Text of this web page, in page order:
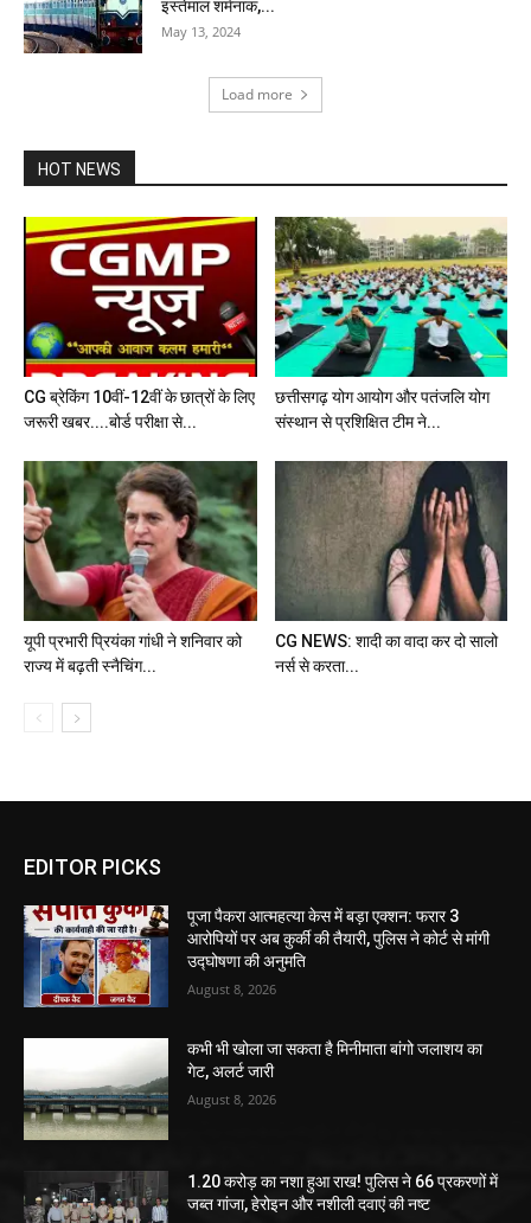
इस्तेमाल शर्मनाक,...
May 13, 2024
Load more
HOT NEWS
CG ब्रेकिंग 10वीं-12वीं के छात्रों के लिए
जरूरी खबर....बोर्ड परीक्षा से...
छत्तीसगढ़ योग आयोग और पतंजलि योग
संस्थान से प्रशिक्षित टीम ने...
यूपी प्रभारी प्रियंका गांधी ने शनिवार को
राज्य में बढ़ती स्नैचिंग...
CG NEWS: शादी का वादा कर दो सालो
नर्स से करता...
EDITOR PICKS
पूजा पैकरा आत्महत्या केस में बड़ा एक्शन: फरार 3
आरोपियों पर अब कुर्की की तैयारी, पुलिस ने कोर्ट से मांगी
उद्घोषणा की अनुमति
August 8, 2026
कभी भी खोला जा सकता है मिनीमाता बांगो जलाशय का
गेट, अलर्ट जारी
August 8, 2026
1.20 करोड़ का नशा हुआ राख! पुलिस ने 66 प्रकरणों में
जब्त गांजा, हेरोइन और नशीली दवाएं की नष्ट